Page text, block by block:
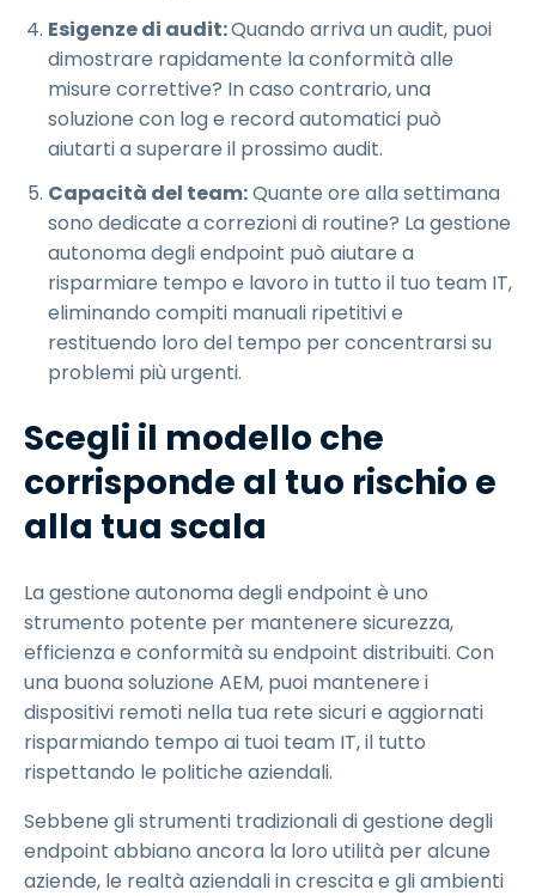
Esigenze di audit:Quando arriva un audit, puoi
dimostrare rapidamente la conformità alle
misure correttive? In caso contrario, una
soluzione con log e record automatici può
aiutarti a superare il prossimo audit.
Capacità del team:Quante ore alla settimana
sono dedicate a correzioni di routine? La gestione
autonoma degli endpoint può aiutare a
risparmiare tempo e lavoro in tutto il tuo team IT,
eliminando compiti manuali ripetitivi e
restituendo loro del tempo per concentrarsi su
problemi più urgenti.
Scegli il modello che
corrisponde al tuo rischio e
alla tua scala
La gestione autonoma degli endpoint è uno
strumento potente per mantenere sicurezza,
efficienza e conformità su endpoint distribuiti. Con
una buona soluzione AEM, puoi mantenere i
dispositivi remoti nella tua rete sicuri e aggiornati
risparmiando tempo ai tuoi team IT, il tutto
rispettando le politiche aziendali.
Sebbene gli strumenti tradizionali di gestione degli
endpoint abbiano ancora la loro utilità per alcune
aziende, le realtà aziendali in crescita e gli ambienti